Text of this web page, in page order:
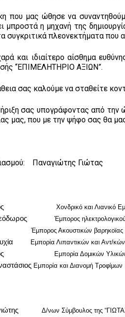
που μας ώθησε να
μπροστά η μηχανή της
συγκριτικά πλεονεκτήματα που
και ιδιαίτερο αίσθημα
“ΕΠΙΜΕΛΗΤΗΡΙΟ ΑΞΙΩΝ”.
σας καλούμε να σταθείτε
σας υπογράφοντας από
μας, που με την ψήφο σας θα
Παναγιώτης Γιώτας
Χονδρικό και Λιανικό
Έμπορος ηλεκτρολογικού
Έμπορος Ακουστικών βαρηκοϊας
Εμπορία Λιπαντικών και Αντ/κών
Εμπορία Δομικών
Εμπορία και Διανομή Τροφίμων
Δ/νων Σύμβουλος της “ΓΙΩΤΑΣ